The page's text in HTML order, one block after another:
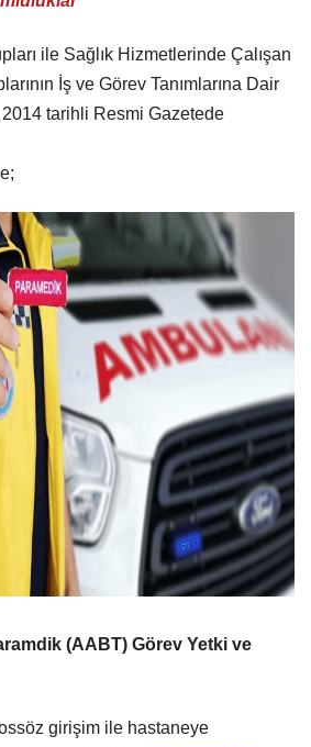
ile Sağlık Hizmetlerinde Çalışan
İş ve Görev Tanımlarına Dair
tarihli Resmi Gazetede
(AABT) Görev Yetki ve
girişim ile hastaneye